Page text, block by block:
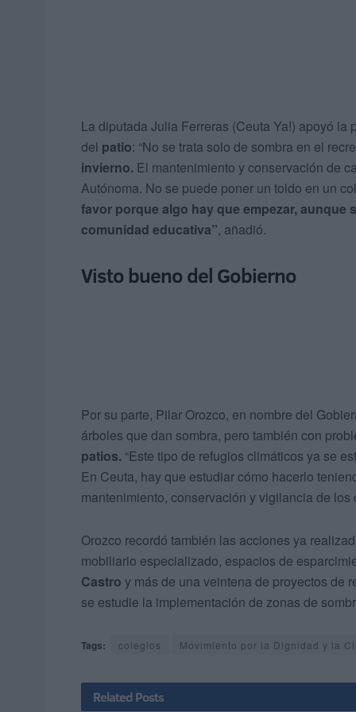
La diputada Julia Ferreras (Ceuta Ya!) apoyó
del patio: “No se trata solo de sombra en el
invierno. El mantenimiento y conservación de
Autónoma. No se puede poner un toldo en un
favor porque algo hay que empezar, aunque
comunidad educativa”, añadió.
Visto bueno del Gobierno
Por su parte, Pilar Orozco, en nombre del
árboles que dan sombra, pero también con
patios. “Este tipo de refugios climáticos ya se
En Ceuta, hay que estudiar cómo hacerlo
mantenimiento, conservación y vigilancia de los
Orozco recordó también las acciones ya
mobiliario especializado, espacios de
Castro y más de una veintena de proyectos de
se estudie la implementación de zonas de
Tags: colegios Movimiento por la Dignidad y la
Related Posts